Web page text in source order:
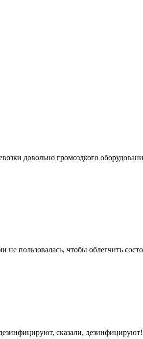
довольно громоздкого
не пользовалась, чтобы облегчить
сказали,